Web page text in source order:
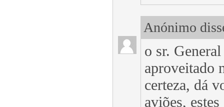
Anónimo
o sr.
aproveitado
certeza, dá
aviões,